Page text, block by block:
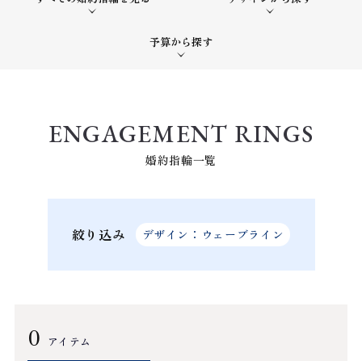
予算から探す
ENGAGEMENT RINGS
婚約指輪一覧
絞り込み デザイン：ウェーブライン
0 アイテム